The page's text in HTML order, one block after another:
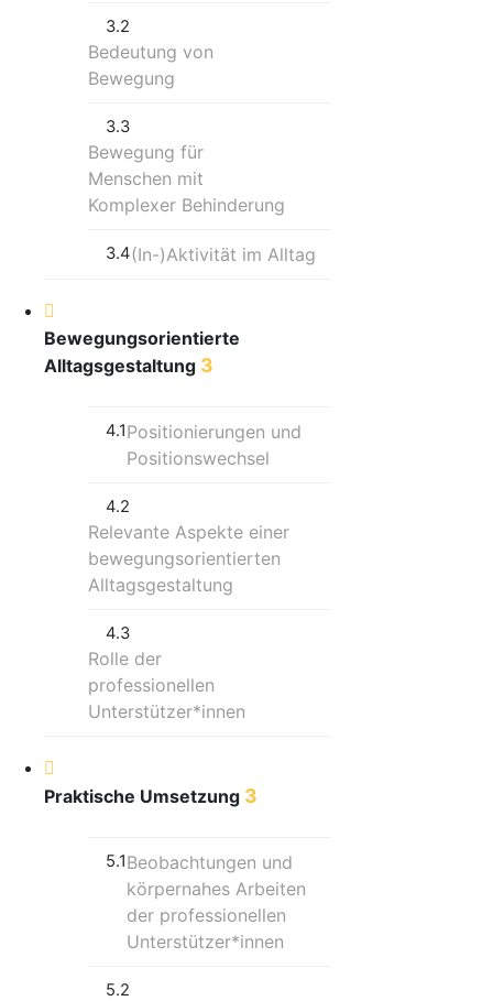
3.2
Bedeutung von
Bewegung
3.3
Bewegung für
Menschen mit
Komplexer Behinderung
3.4(In-)Aktivität im Alltag
Bewegungsorientierte
Alltagsgestaltung 3
4.1Positionierungen und
Positionswechsel
4.2
Relevante Aspekte einer
bewegungsorientierten
Alltagsgestaltung
4.3
Rolle der
professionellen
Unterstützer*innen
Praktische Umsetzung 3
5.1Beobachtungen und
körpernahes Arbeiten
der professionellen
Unterstützer*innen
5.2